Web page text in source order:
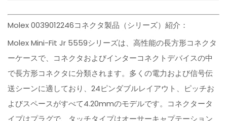
Molex 0039012246コネクタ製品（シリーズ）紹介：
Molex Mini-Fit Jr 5559シリーズは、高性能の長方形コネクタ
ーケースで、コネクタおよびインターコネクトデバイスの中
で長方形コネクタに分類されます。多くの電力および信号伝
送シーンに適しており、24ピンダブルレイアウト、ピッチお
よびスペースがすべて4.20mmのモデルです。コネクタータ
イプはプラグで、タッチタイプはオーサーキャプテーション